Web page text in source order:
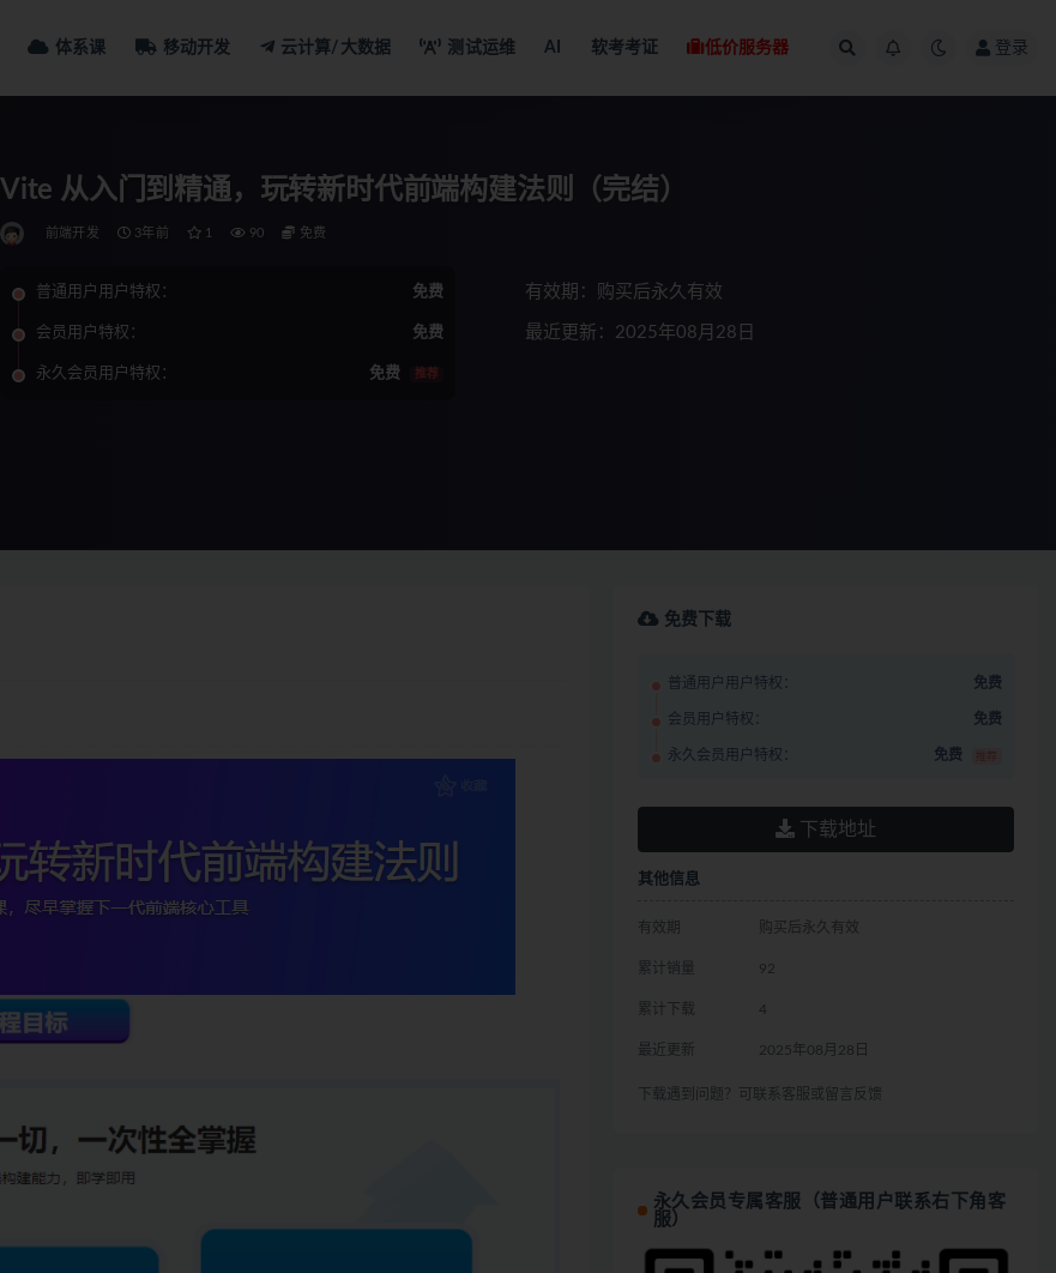
体系课 移动开发 云计算/大数据 测试运维 AI 软考考证 低价服务器 登录
Vite 从入门到精通，玩转新时代前端构建法则（完结）
前端开发 3年前 1 90 免费
普通用户用户特权： 免费
会员用户特权： 免费
永久会员用户特权： 免费 推荐
有效期：购买后永久有效
最近更新：2025年08月28日
免费下载
普通用户用户特权： 免费
会员用户特权： 免费
永久会员用户特权： 免费 推荐
下载地址
其他信息
有效期 购买后永久有效
累计销量 92
累计下载 4
最近更新 2025年08月28日
下载遇到问题？可联系客服或留言反馈
永久会员专属客服（普通用户联系右下角客
服）